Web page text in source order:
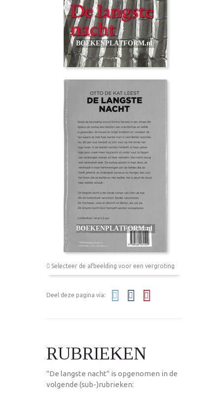
Selecteer de afbeelding voor een vergroting
Deel deze pagina via:
RUBRIEKEN
"De langste nacht" is opgenomen in de
volgende (sub-)rubrieken: